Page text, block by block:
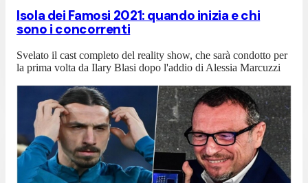
Isola dei Famosi 2021: quando inizia e chi
sono i concorrenti
Svelato il cast completo del reality show, che sarà condotto per
la prima volta da Ilary Blasi dopo l'addio di Alessia Marcuzzi